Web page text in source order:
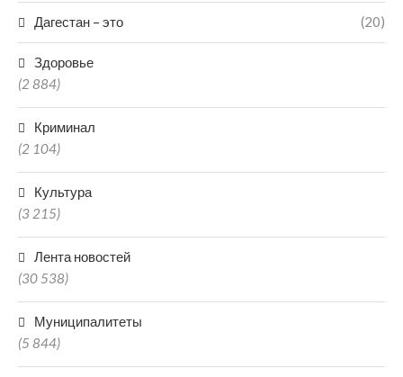
Дагестан – это (20)
Здоровье
(2 884)
Криминал
(2 104)
Культура
(3 215)
Лента новостей
(30 538)
Муниципалитеты
(5 844)